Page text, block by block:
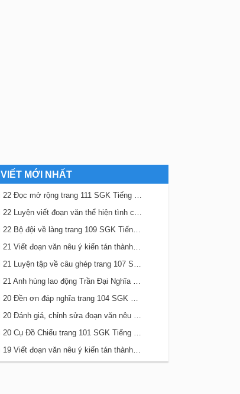
MỚI NHẤT
Bài 22 Đọc mở rộng trang 111 SGK Tiếng Việt 5 Kết nối tri thức tập 2
Bài 22 Luyện viết đoạn văn thể hiện tình cảm, cảm xúc về một sự việc trang 111 SGK Tiếng Việt 5 Kết nối tri thức tập 2
Bài 22 Bộ đội về làng trang 109 SGK Tiếng Việt 5 Kết nối tri thức tập 2
Bài 21 Viết đoạn văn nêu ý kiến tán thành một sự việc, hiện tượng (Bài viết số 2) trang 108 SGK Tiếng Việt 5 Kết nối tri thức tập 2
Bài 21 Luyện tập về câu ghép trang 107 SGK Tiếng Việt 5 Kết nối tri thức tập 2
Bài 21 Anh hùng lao động Trần Đại Nghĩa trang 106 SGK Tiếng Việt 5 Kết nối tri thức tập 2
Bài 20 Đền ơn đáp nghĩa trang 104 SGK Tiếng Việt 5 Kết nối tri thức tập 2
Bài 20 Đánh giá, chỉnh sửa đoạn văn nêu ý kiến tán thành một sự vật, hiện tượng trang 103 SGK Tiếng Việt 5 Kết nối tri thức tập 2
Bài 20 Cụ Đồ Chiểu trang 101 SGK Tiếng Việt 5 Kết nối tri thức tập 2
Bài 19 Viết đoạn văn nêu ý kiến tán thành một sự việc, hiện tượng (Bài viết số 1) trang 100 SGK Tiếng Việt 5 Kết nối tri thức tập 2